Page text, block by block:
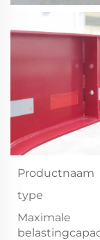
Productnaam
type
Maximale